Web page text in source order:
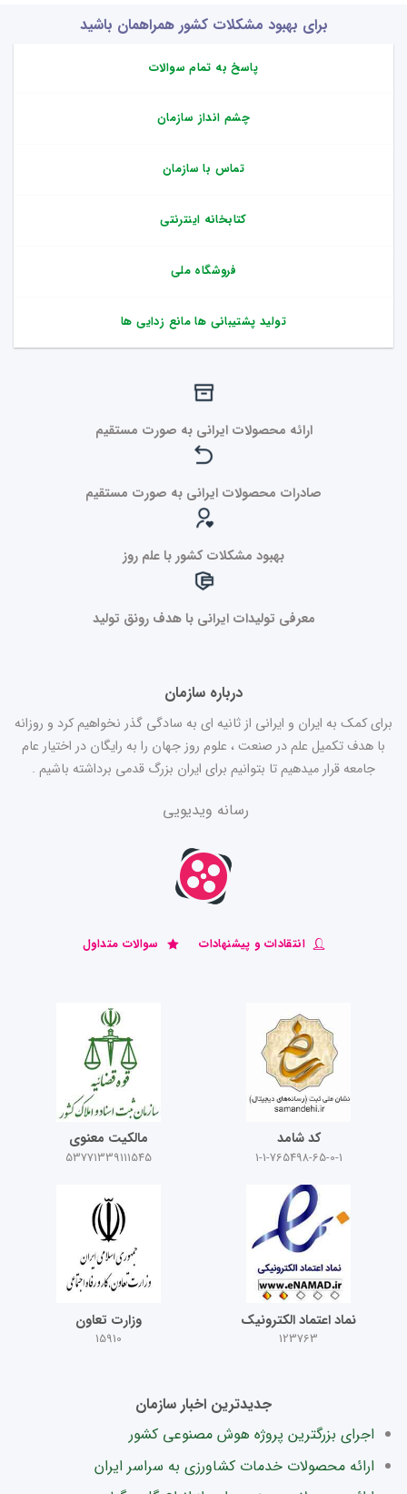
برای بهبود مشکلات کشور همراهمان باشید
پاسخ به تمام سوالات
چشم انداز سازمان
تماس با سازمان
کتابخانه اینترنتی
فروشگاه ملی
تولید پشتیبانی ها مانع زدایی ها
ارائه محصولات ایرانی به صورت مستقیم
صادرات محصولات ایرانی به صورت مستقیم
بهبود مشکلات کشور با علم روز
معرفی تولیدات ایرانی با هدف رونق تولید
درباره سازمان
برای کمک به ایران و ایرانی از ثانیه ای به سادگی گذر نخواهیم کرد و روزانه
با هدف تکمیل علم در صنعت ، علوم روز جهان را به رایگان در اختیار عام
جامعه قرار میدهیم تا بتوانیم برای ایران بزرگ قدمی برداشته باشیم .
رسانه ویدیویی
انتقادات و پیشنهادات سوالات متداول
کد شامد
1-1-765498-65-0-1
مالکیت معنوی
53771339111545
نماد اعتماد الکترونیک
123763
وزارت تعاون
15910
جدیدترین اخبار سازمان
اجرای بزرگترین پروژه هوش مصنوعی کشور
ارائه محصولات خدمات کشاورزی به سراسر ایران